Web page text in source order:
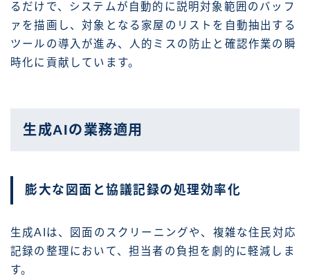
るだけで、システムが自動的に説明対象範囲のバッフ
ァを描画し、対象となる家屋のリストを自動抽出する
ツールの導入が進み、人的ミスの防止と確認作業の瞬
時化に貢献しています。
生成AIの業務適用
膨大な図面と協議記録の処理効率化
生成AIは、図面のスクリーニングや、複雑な住民対応
記録の整理において、担当者の負担を劇的に軽減しま
す。